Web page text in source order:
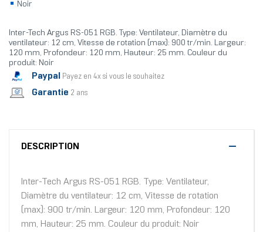
Noir
Inter-Tech Argus RS-051 RGB. Type: Ventilateur, Diamètre du
ventilateur: 12 cm, Vitesse de rotation (max): 900 tr/min. Largeur:
120 mm, Profondeur: 120 mm, Hauteur: 25 mm. Couleur du
produit: Noir
Paypal Payez en 4x si vous le souhaitez
Garantie 2 ans
DESCRIPTION
Inter-Tech Argus RS-051 RGB. Type: Ventilateur,
Diamètre du ventilateur: 12 cm, Vitesse de rotation
(max): 900 tr/min. Largeur: 120 mm, Profondeur: 120
mm, Hauteur: 25 mm. Couleur du produit: Noir